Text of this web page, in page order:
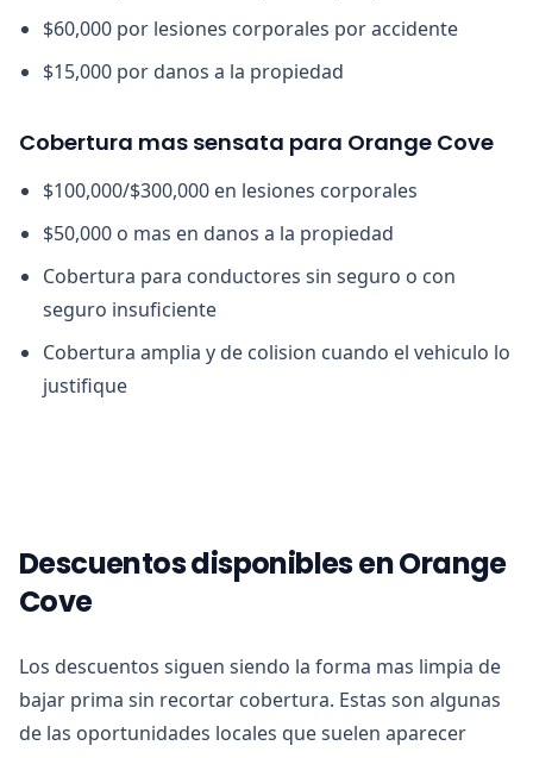
$60,000 por lesiones corporales por accidente
$15,000 por danos a la propiedad
Cobertura mas sensata para Orange Cove
$100,000/$300,000 en lesiones corporales
$50,000 o mas en danos a la propiedad
Cobertura para conductores sin seguro o con
seguro insuficiente
Cobertura amplia y de colision cuando el vehiculo lo
justifique
Descuentos disponibles en Orange
Cove
Los descuentos siguen siendo la forma mas limpia de
bajar prima sin recortar cobertura. Estas son algunas
de las oportunidades locales que suelen aparecer